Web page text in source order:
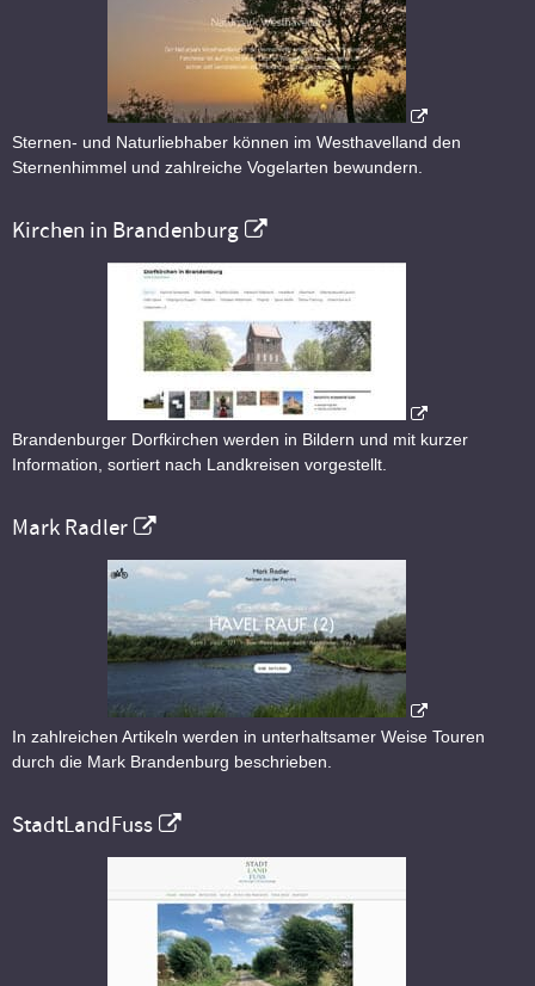
Sternen- und Naturliebhaber können im Westhavelland den
Sternenhimmel und zahlreiche Vogelarten bewundern.
Kirchen in Brandenburg
Brandenburger Dorfkirchen werden in Bildern und mit kurzer
Information, sortiert nach Landkreisen vorgestellt.
Mark Radler
In zahlreichen Artikeln werden in unterhaltsamer Weise Touren
durch die Mark Brandenburg beschrieben.
StadtLandFuss